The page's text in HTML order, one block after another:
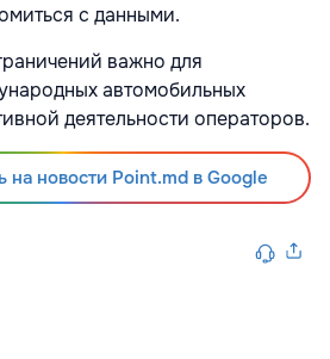
с данными.
важно для
автомобильных
деятельности операторов.
на новости Point.md в Google